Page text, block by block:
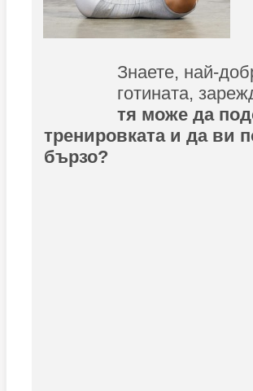
Знаете, най-
готината,
тя може да
тренировката и да ви
бързо?